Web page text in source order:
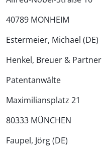
40789 MONHEIM
Estermeier, Michael (DE)
Henkel, Breuer & Partner
Patentanwälte
Maximiliansplatz 21
80333 MÜNCHEN
Faupel, Jörg (DE)